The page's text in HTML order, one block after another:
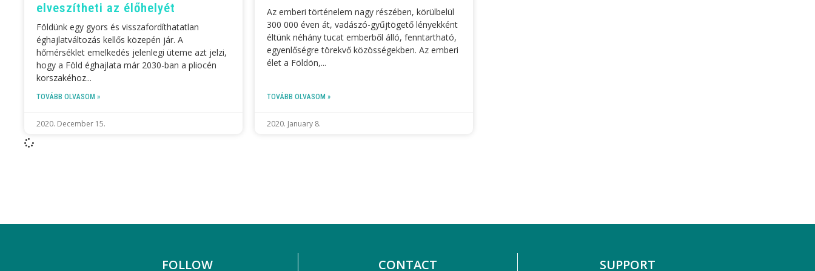
elveszítheti az élőhelyét
Földünk egy gyors és visszafordíthatatlan
éghajlatváltozás kellős közepén jár. A
hőmérséklet emelkedés jelenlegi üteme azt jelzi,
hogy a Föld éghajlata már 2030-ban a pliocén
korszakéhoz
TOVÁBB OLVASOM »
2020. December 15.
Az emberi történelem nagy részében, körülbelül
300 000 éven át, vadászó-gyűjtögető lényekként
éltünk néhány tucat emberből álló, fenntartható,
egyenlőségre törekvő közösségekben. Az emberi
élet a Földön,
TOVÁBB OLVASOM »
2020. January 8.
FOLLOW CONTACT SUPPORT